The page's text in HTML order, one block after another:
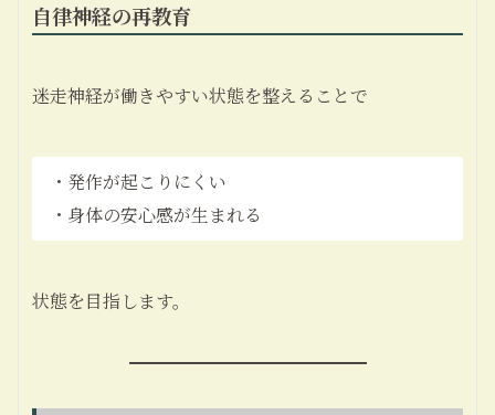
自律神経の再教育
迷走神経が働きやすい状態を整えることで
・発作が起こりにくい
・身体の安心感が生まれる
状態を目指します。